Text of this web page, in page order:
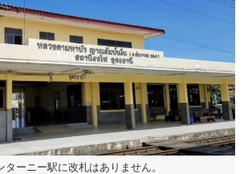
ターニー駅に改札はありません。